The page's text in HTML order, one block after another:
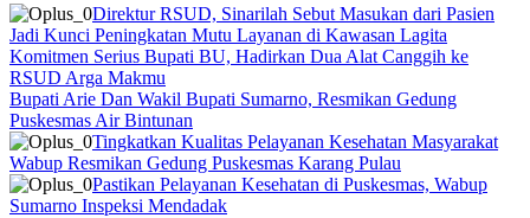
Direktur RSUD, Sinarilah Sebut Masukan dari Pasien
Jadi Kunci Peningkatan Mutu Layanan di Kawasan Lagita
Komitmen Serius Bupati BU, Hadirkan Dua Alat Canggih ke
RSUD Arga Makmu
Bupati Arie Dan Wakil Bupati Sumarno, Resmikan Gedung
Puskesmas Air Bintunan
Tingkatkan Kualitas Pelayanan Kesehatan Masyarakat
Wabup Resmikan Gedung Puskesmas Karang Pulau
Pastikan Pelayanan Kesehatan di Puskesmas, Wabup
Sumarno Inspeksi Mendadak